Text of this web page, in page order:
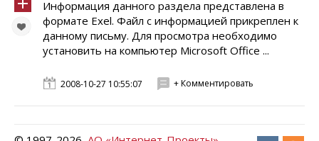
Информация данного раздела представлена в
формате Exel. Файл с информацией прикреплен к
данному письму. Для просмотра необходимо
установить на компьютер Microsoft Office ...
2008-10-27 10:55:07 + Комментировать